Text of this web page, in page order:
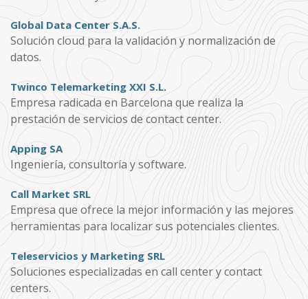
Global Data Center S.A.S.
Solución cloud para la validación y normalización de
datos.
Twinco Telemarketing XXI S.L.
Empresa radicada en Barcelona que realiza la
prestación de servicios de contact center.
Apping SA
Ingeniería, consultoría y software.
Call Market SRL
Empresa que ofrece la mejor información y las mejores
herramientas para localizar sus potenciales clientes.
Teleservicios y Marketing SRL
Soluciones especializadas en call center y contact
centers.